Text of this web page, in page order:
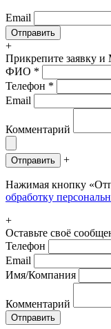
Email
+
Прикрепите заявку и
ФИО *
Телефон *
Email
Комментарий
Отправить +
Нажимая кнопку
обработку
+
Оставьте своё
Телефон
Email
Имя/Компания
Комментарий
Отправить